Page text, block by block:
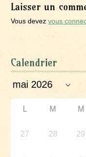
Laisser un
Vous devezvous
Calendrier
L M M
27 28 29